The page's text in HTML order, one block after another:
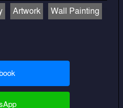
Artwork
Wall Painting